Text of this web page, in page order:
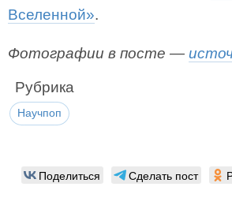
Вселенной».
Фотографии в посте —
Рубрика
Научпоп
Поделиться Сделать пост